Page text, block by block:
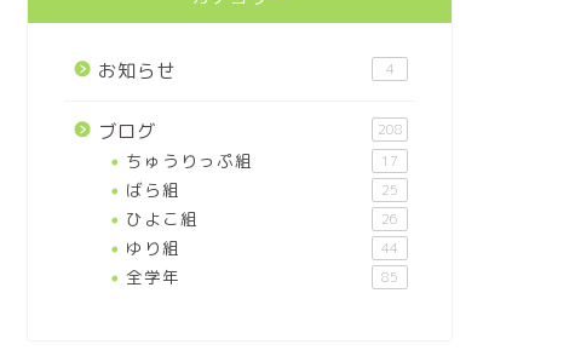
お知らせ 4
ブログ 208
ちゅうりっぷ組 17
ばら組 25
ひよこ組 26
ゆり組 44
全学年 85